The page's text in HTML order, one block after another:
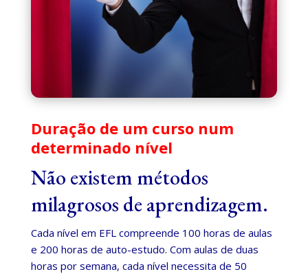
Duração de um curso num
determinado nível
Não existem métodos
milagrosos de aprendizagem.
Cada nível em EFL compreende 100 horas de aulas
e 200 horas de auto-estudo. Com aulas de duas
horas por semana, cada nível necessita de 50